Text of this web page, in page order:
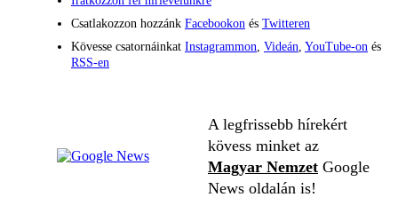
Csatlakozzon hozzánk Facebookon és Twitteren
Kövesse csatornáinkat Instagrammon Videán YouTube-on és
RSS-en
A legfrissebb hírekért
kövess minket az
Magyar Nemzet Google
News oldalán is!